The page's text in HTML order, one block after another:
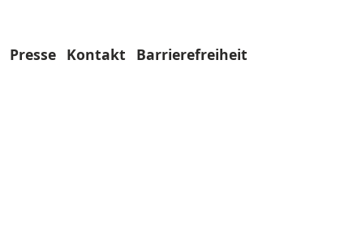
Presse Kontakt Barrierefreiheit